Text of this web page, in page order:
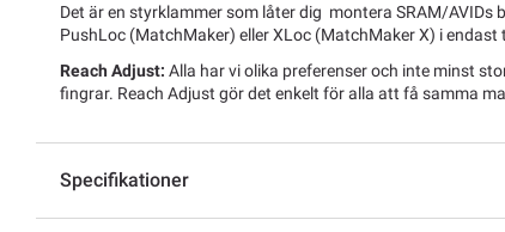
Det är en styrklammer som låter dig montera SRAM/AVIDs
PushLoc (MatchMaker) eller XLoc (MatchMaker X) i endast
Reach Adjust: Alla har vi olika preferenser och inte minst
fingrar. Reach Adjust gör det enkelt för alla att få samma
Specifikationer